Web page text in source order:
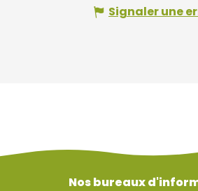
Signaler une
Nos bureaux